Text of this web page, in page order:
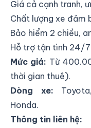
Giá cả cạnh tranh,
Chất lượng xe đảm
Bảo hiểm 2 chiều,
Hỗ trợ tận tình 24/
Mức giá: Từ
thời gian thuê).
Dòng xe:
Honda.
Thông tin liên hệ: